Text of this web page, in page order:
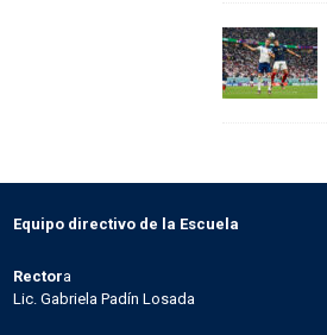
Equipo directivo de la Escuela
Rectora
Lic. Gabriela Padín Losada